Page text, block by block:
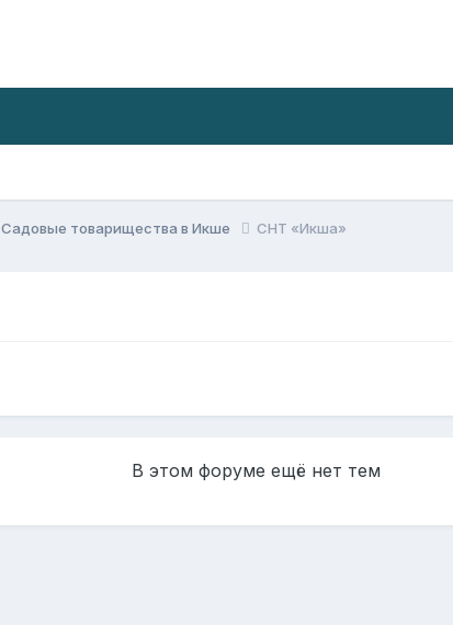
Садовые товарищества в Икше СНТ «Икша»
В этом форуме ещё нет тем